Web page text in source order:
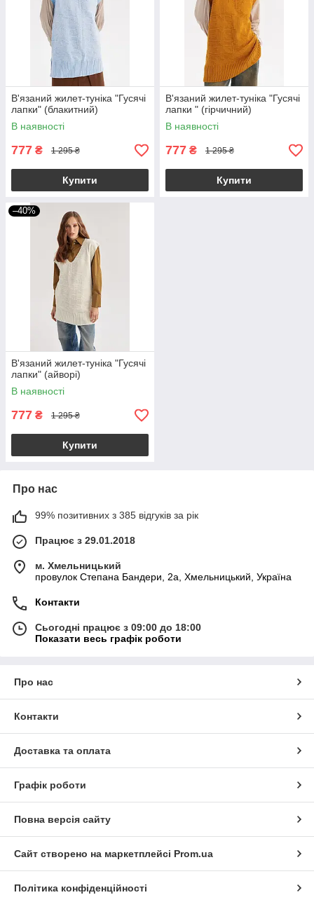
В'язаний жилет-туніка "Гусячі
лапки" (блакитний)
В наявності
777 ₴ 1 295 ₴
Купити
В'язаний жилет-туніка "Гусячі
лапки " (гірчичний)
В наявності
777 ₴ 1 295 ₴
Купити
–40%
В'язаний жилет-туніка "Гусячі
лапки" (айворі)
В наявності
777 ₴ 1 295 ₴
Купити
Про нас
99% позитивних з 385 відгуків за рік
Працює з 29.01.2018
м. Хмельницький
провулок Степана Бандери, 2a, Хмельницький, Україна
Контакти
Сьогодні працює з 09:00 до 18:00
Показати весь графік роботи
Про нас
Контакти
Доставка та оплата
Графік роботи
Повна версія сайту
Сайт створено на маркетплейсі Prom.ua
Політика конфіденційності